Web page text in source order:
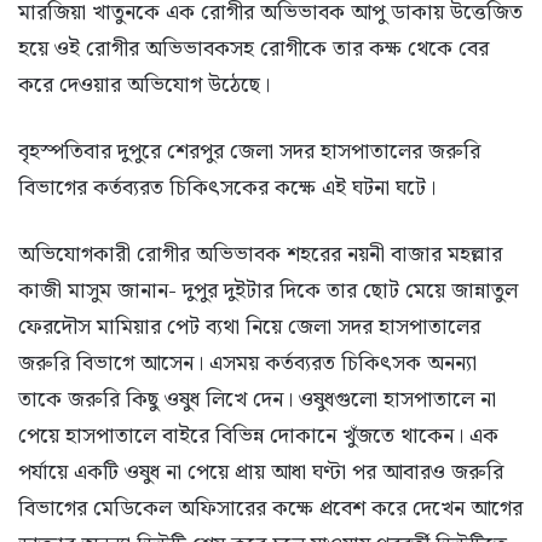
মারজিয়া খাতুনকে এক রোগীর অভিভাবক আপু ডাকায় উত্তেজিত
হয়ে ওই রোগীর অভিভাবকসহ রোগীকে তার কক্ষ থেকে বের
করে দেওয়ার অভিযোগ উঠেছে।
বৃহস্পতিবার দুপুরে শেরপুর জেলা সদর হাসপাতালের জরুরি
বিভাগের কর্তব্যরত চিকিৎসকের কক্ষে এই ঘটনা ঘটে।
অভিযোগকারী রোগীর অভিভাবক শহরের নয়নী বাজার মহল্লার
কাজী মাসুম জানান- দুপুর দুইটার দিকে তার ছোট মেয়ে জান্নাতুল
ফেরদৌস মামিয়ার পেট ব্যথা নিয়ে জেলা সদর হাসপাতালের
জরুরি বিভাগে আসেন। এসময় কর্তব্যরত চিকিৎসক অনন্যা
তাকে জরুরি কিছু ওষুধ লিখে দেন। ওষুধগুলো হাসপাতালে না
পেয়ে হাসপাতালে বাইরে বিভিন্ন দোকানে খুঁজতে থাকেন। এক
পর্যায়ে একটি ওষুধ না পেয়ে প্রায় আধা ঘণ্টা পর আবারও জরুরি
বিভাগের মেডিকেল অফিসারের কক্ষে প্রবেশ করে দেখেন আগের